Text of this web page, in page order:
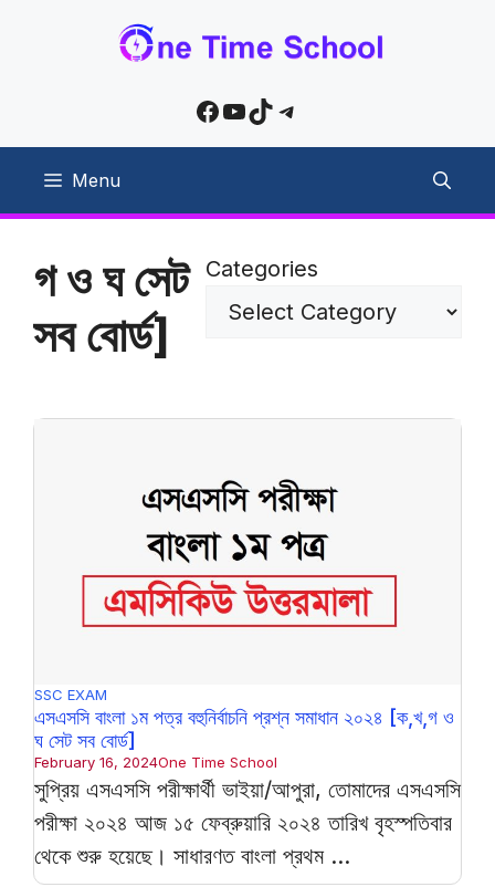
Facebook
YouTube
TikTokTelegram
Menu
গ ও ঘ সেট
সব বোর্ড]
Categories
SSC EXAM
এসএসসি বাংলা ১ম পত্র বহুনির্বাচনি প্রশ্ন সমাধান ২০২৪ [ক,খ,গ ও
ঘ সেট সব বোর্ড]
February 16, 2024One Time School
সুপ্রিয় এসএসসি পরীক্ষার্থী ভাইয়া/আপুরা, তোমাদের এসএসসি
পরীক্ষা ২০২৪ আজ ১৫ ফেব্রুয়ারি ২০২৪ তারিখ বৃহস্পতিবার
থেকে শুরু হয়েছে। সাধারণত বাংলা প্রথম ...